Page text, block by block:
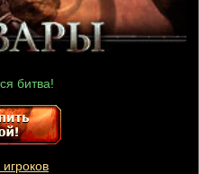
битва!